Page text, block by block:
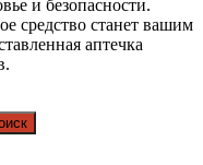
и безопасности.
средство станет вашим
аптечка